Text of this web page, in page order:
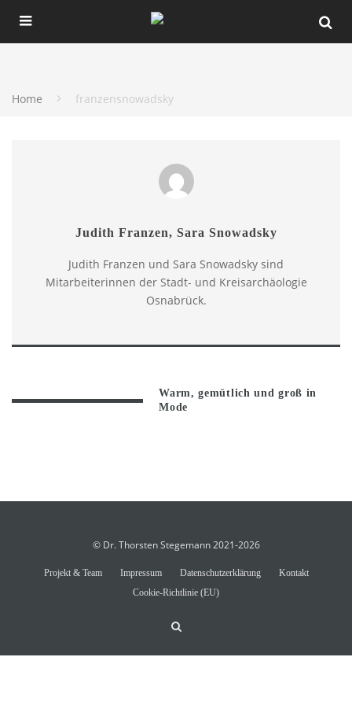
Home franzensnowadsky
Judith Franzen, Sara Snowadsky
Judith Franzen und Sara Snowadsky sind
Mitarbeiterinnen der Stadt- und Kreisarchäologie
Osnabrück.
Warm, gemütlich und groß in
Mode
© Dr. Thorsten Stegemann 2021-2026
Projekt & Team Impressum Datenschutzerklärung
Kontakt
Cookie-Richtlinie (EU)